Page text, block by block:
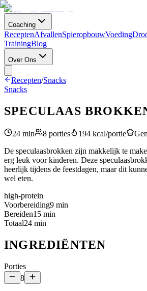
Coaching
ReceptenAfvallenSpieropbouwVoeding
TrainingBlog
Over Ons
Recepten/Snacks
Snacks
SPECULAAS
24 min 8 porties 194 kcal/portie
De speculaasbrokken zijn makkelijk te
erg leuk voor kinderen. Deze
heerlijk tijdens de feestdagen, maar dit
wel eten.
high-protein
Voorbereiding9 min
Bereiden15 min
Totaal24 min
INGREDIËNTEN
Porties
8